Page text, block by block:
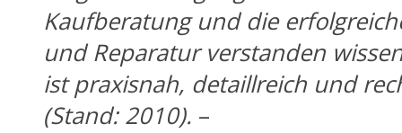
Kaufberatung und die
und Reparatur verstanden
ist praxisnah, detaillreich und
(Stand: 2010). –